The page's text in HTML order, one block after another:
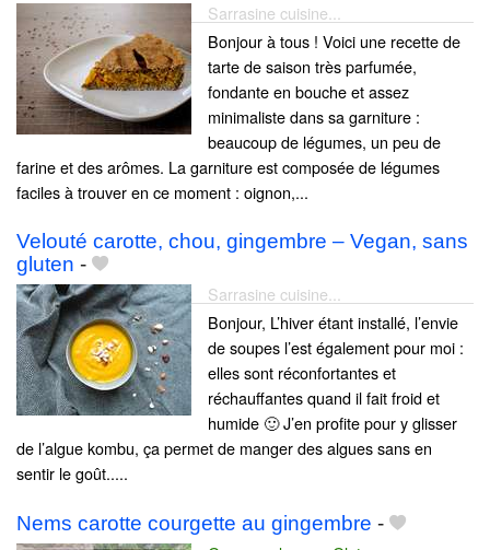
Sarrasine cuisine...
Bonjour à tous ! Voici une recette de
tarte de saison très parfumée,
fondante en bouche et assez
minimaliste dans sa garniture :
beaucoup de légumes, un peu de
farine et des arômes. La garniture est composée de légumes
faciles à trouver en ce moment : oignon,...
Velouté carotte, chou, gingembre – Vegan, sans
gluten -
Sarrasine cuisine...
Bonjour, L’hiver étant installé, l’envie
de soupes l’est également pour moi :
elles sont réconfortantes et
réchauffantes quand il fait froid et
humide 🙂 J’en profite pour y glisser
de l’algue kombu, ça permet de manger des algues sans en
sentir le goût.....
Nems carotte courgette au gingembre -